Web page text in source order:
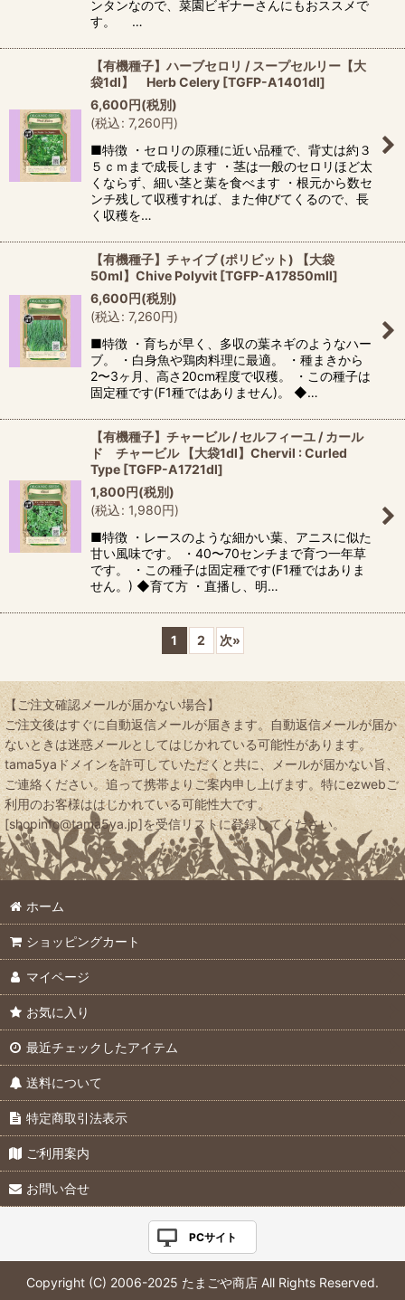
ンタンなので、菜園ビギナーさんにもおススメで
す。 …
【有機種子】ハーブセロリ / スープセルリー【大
袋1dl】 Herb Celery [TGFP-A1401dl]
6,600円(税別)
(税込: 7,260円)
■特徴 ・セロリの原種に近い品種で、背丈は約３
５ｃｍまで成長します ・茎は一般のセロリほど太
くならず、細い茎と葉を食べます ・根元から数セ
ンチ残して収穫すれば、また伸びてくるので、長
く収穫を…
【有機種子】チャイブ (ポリビット) 【大袋
50ml】Chive Polyvit [TGFP-A17850mll]
6,600円(税別)
(税込: 7,260円)
■特徴 ・育ちが早く、多収の葉ネギのようなハー
ブ。 ・白身魚や鶏肉料理に最適。 ・種まきから
2〜3ヶ月、高さ20cm程度で収穫。 ・この種子は
固定種です(F1種ではありません)。 ◆…
【有機種子】チャービル / セルフィーユ / カール
ド チャービル 【大袋1dl】Chervil : Curled
Type [TGFP-A1721dl]
1,800円(税別)
(税込: 1,980円)
■特徴 ・レースのような細かい葉、アニスに似た
甘い風味です。 ・40〜70センチまで育つ一年草
です。 ・この種子は固定種です(F1種ではありま
せん。) ◆育て方 ・直播し、明…
1 2 次»
【ご注文確認メールが届かない場合】
ご注文後はすぐに自動返信メールが届きます。自動返信メールが届か
ないときは迷惑メールとしてはじかれている可能性があります。
tama5yaドメインを許可していただくと共に、メールが届かない旨、
ご連絡ください。追って携帯よりご案内申し上げます。特にezwebご
利用のお客様ははじかれている可能性大です。
[shopinfo@tama5ya.jp]を受信リストに登録してください。
ホーム
ショッピングカート
マイページ
お気に入り
最近チェックしたアイテム
送料について
特定商取引法表示
ご利用案内
お問い合せ
PCサイト
Copyright (C) 2006-2025 たまごや商店 All Rights Reserved.